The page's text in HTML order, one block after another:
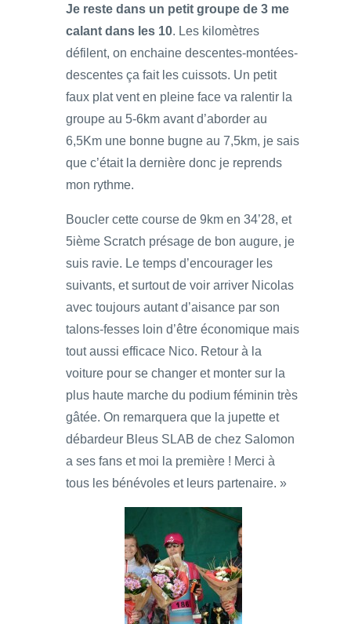
Je reste dans un petit groupe de 3 me
calant dans les 10. Les kilomètres
défilent, on enchaine descentes-montées-
descentes ça fait les cuissots. Un petit
faux plat vent en pleine face va ralentir la
groupe au 5-6km avant d’aborder au
6,5Km une bonne bugne au 7,5km, je sais
que c’était la dernière donc je reprends
mon rythme.
Boucler cette course de 9km en 34’28, et
5ième Scratch présage de bon augure, je
suis ravie. Le temps d’encourager les
suivants, et surtout de voir arriver Nicolas
avec toujours autant d’aisance par son
talons-fesses loin d’être économique mais
tout aussi efficace Nico. Retour à la
voiture pour se changer et monter sur la
plus haute marche du podium féminin très
gâtée. On remarquera que la jupette et
débardeur Bleus SLAB de chez Salomon
a ses fans et moi la première ! Merci à
tous les bénévoles et leurs partenaire. »